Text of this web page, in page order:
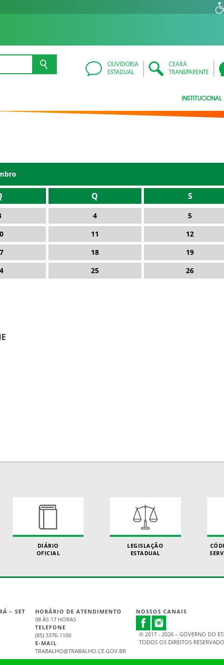
OUVIDORIA
ESTADUAL
CEARÁ
TRANSPARENTE
INSTITUCIONAL
Q S
4 5
11 12
18 19
25 26
DIÁRIO
OFICIAL
LEGISLAÇÃO
ESTADUAL
– SET
HORÁRIO DE ATENDIMENTO
08 ÀS 17 HORAS
TELEFONE
(85) 3376-1100
E-MAIL
TRABALHO@TRABALHO.CE.GOV.BR
NOSSOS CANAIS
© 2017 - 2026 – GOVERNO DO
TODOS OS DIREITOS